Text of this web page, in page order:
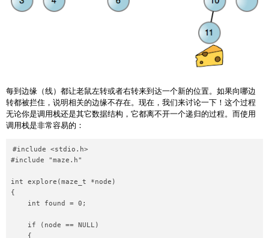
每到边缘（线）都让老鼠左转或者右转来到达一个新的位置。如果向哪边
转都被拦住，说明相关的边缘不存在。现在，我们来讨论一下！这个过程
无论你是调用栈还是其它数据结构，它都离不开一个递归的过程。而使用
调用栈是非常容易的：
#include <stdio.h>
#include "maze.h"
int explore(maze_t *node)
{
    int found = 0;
    if (node == NULL)
    {